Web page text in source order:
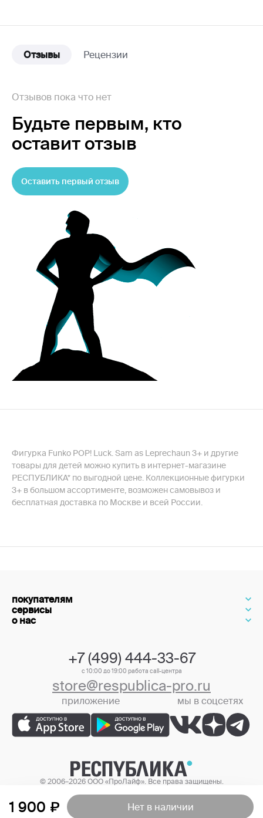
1 900 Нет в наличии
Отзывы Рецензии
Отзывов пока что нет
Будьте первым, кто
оставит отзыв
Оставить первый отзыв
Фигурка Funko POP! Luck. Sam as Leprechaun 3+ и другие
товары для детей можно купить в интернет-магазине
РЕСПУБЛИКА* по выгодной цене. Коллекционные фигурки
3+ в большом ассортименте, возможен самовывоз и
бесплатная доставка по Москве и всей России.
покупателям
сервисы
о нас
+7 (499) 444-33-67
с 10:00 до 19:00 работа call-центра
store@respublica-pro.ru
приложение мы в соцсетях
© 2006–2026 ООО «ПроЛайф». Все права защищены.